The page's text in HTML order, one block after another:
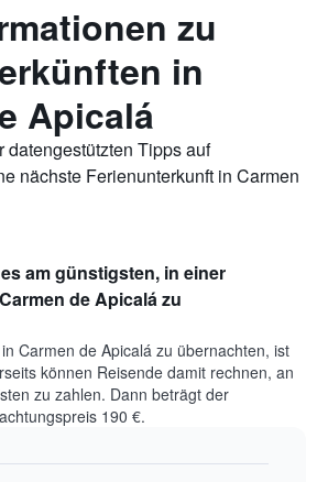
zu
in
Apicalá
datengestützten Tipps auf
nächste Ferienunterkunft in Carmen
am günstigsten, in einer
de Apicalá zu
Carmen de Apicalá zu übernachten, ist
können Reisende damit rechnen, an
zu zahlen. Dann beträgt der
190 €.